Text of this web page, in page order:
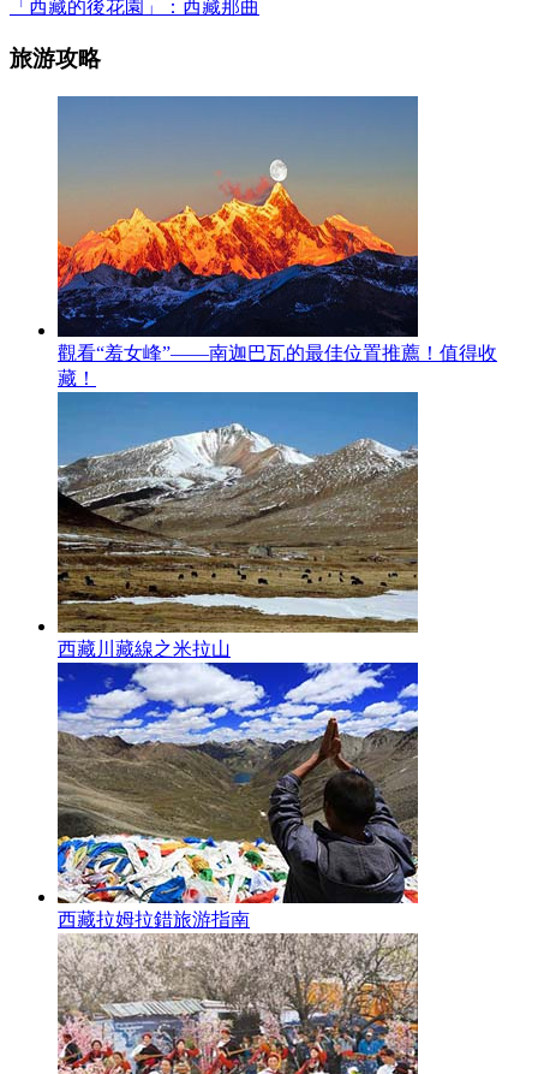
「西藏的後花園」：西藏那曲
旅游攻略
觀看“羞女峰”——南迦巴瓦的最佳位置推薦！值得收
藏！
西藏川藏線之米拉山
西藏拉姆拉錯旅游指南